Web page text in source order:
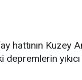
hattının Kuzey